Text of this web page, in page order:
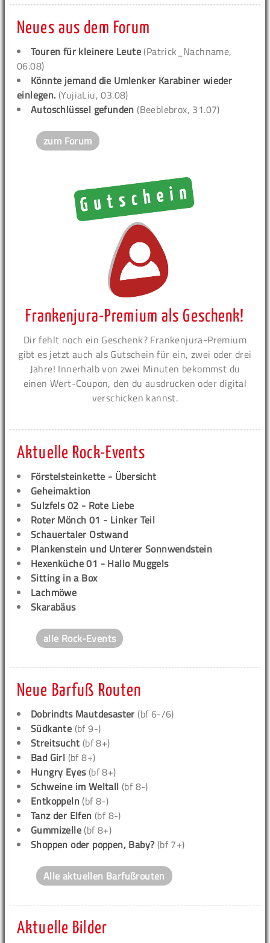
Neues aus dem Forum
Touren für kleinere Leute (Patrick_Nachname,
06.08)
Könnte jemand die Umlenker Karabiner wieder
einlegen. (YujiaLiu, 03.08)
Autoschlüssel gefunden (Beeblebrox, 31.07)
zum Forum
Frankenjura-Premium als Geschenk!
Dir fehlt noch ein Geschenk? Frankenjura-Premium
gibt es jetzt auch als Gutschein für ein, zwei oder drei
Jahre! Innerhalb von zwei Minuten bekommst du
einen Wert-Coupon, den du ausdrucken oder digital
verschicken kannst.
Aktuelle Rock-Events
Förstelsteinkette - Übersicht
Geheimaktion
Sulzfels 02 - Rote Liebe
Roter Mönch 01 - Linker Teil
Schauertaler Ostwand
Plankenstein und Unterer Sonnwendstein
Hexenküche 01 - Hallo Muggels
Sitting in a Box
Lachmöwe
Skarabäus
alle Rock-Events
Neue Barfuß Routen
Dobrindts Mautdesaster (bf 6-/6)
Südkante (bf 9-)
Streitsucht (bf 8+)
Bad Girl (bf 8+)
Hungry Eyes(bf 8+)
Schweine im Weltall (bf 8-)
Entkoppeln (bf 8-)
Tanz der Elfen (bf 8-)
Gummizelle (bf 8+)
Shoppen oder poppen, Baby? (bf 7+)
Alle aktuellen Barfußrouten
Aktuelle Bilder